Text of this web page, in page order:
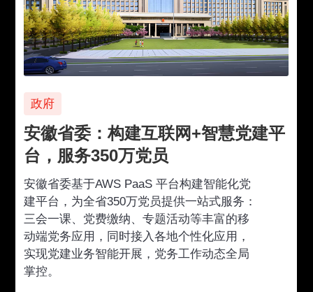
政府
安徽省委：构建互联网+智慧党建平
台，服务350万党员
安徽省委基于AWS PaaS 平台构建智能化党
建平台，为全省350万党员提供一站式服务：
三会一课、党费缴纳、专题活动等丰富的移
动端党务应用，同时接入各地个性化应用，
实现党建业务智能开展，党务工作动态全局
掌控。